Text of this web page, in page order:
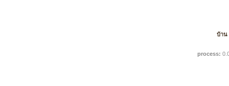
บ้าน
process: